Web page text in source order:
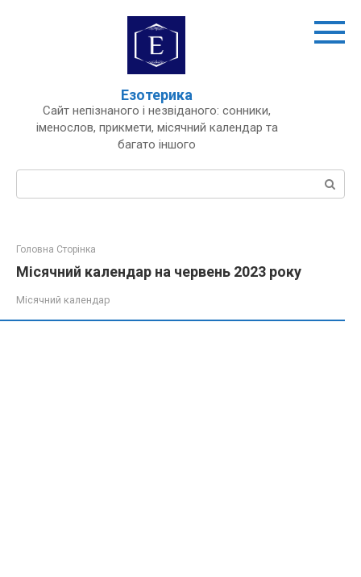
Езотерика
Сайт непізнаного і незвіданого: сонники,
іменослов, прикмети, місячний календар та
багато іншого
Пошук:
Головна Сторінка
Місячний календар на червень 2023 року
Місячний календар